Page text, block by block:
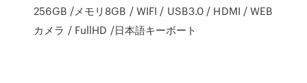
256GB /メモリ8GB / WIFI / USB3.0 / HDMI / WEB
カメラ / FullHD /日本語キーボート